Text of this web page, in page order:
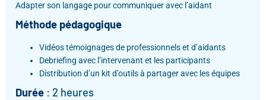
Adapter son langage pour communiquer avec l’aidant
Méthode pédagogique
Vidéos témoignages de professionnels et d’aidants
Debriefing avec l’intervenant et les participants
Distribution d’un kit d’outils à partager avec les équipes
Durée : 2 heures